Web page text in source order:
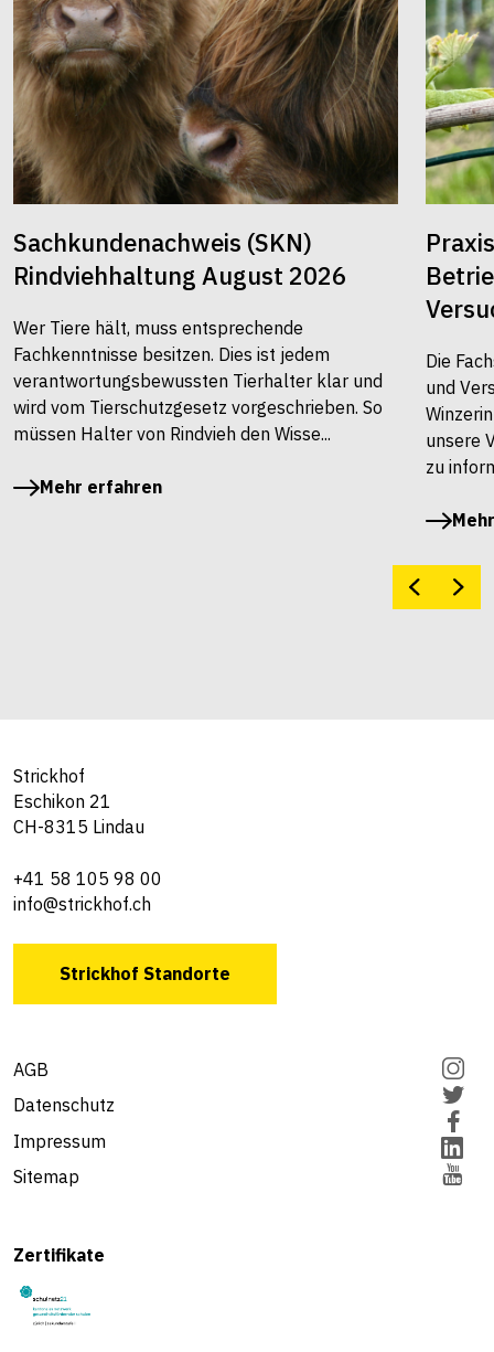
Sachkundenachweis (SKN)
Rindviehhaltung August 2026
Wer Tiere hält, muss entsprechende
Fachkenntnisse besitzen. Dies ist jedem
verantwortungsbewussten Tierhalter klar und
wird vom Tierschutzgesetz vorgeschrieben. So
müssen Halter von Rindvieh den Wisse...
Mehr erfahren
Die
und
unsere
zu
Strickhof
Eschikon 21
CH-8315 Lindau
+41 58 105 98 00
info@strickhof.ch
Strickhof Standorte
AGB
Datenschutz
Impressum
Sitemap
Zertifikate